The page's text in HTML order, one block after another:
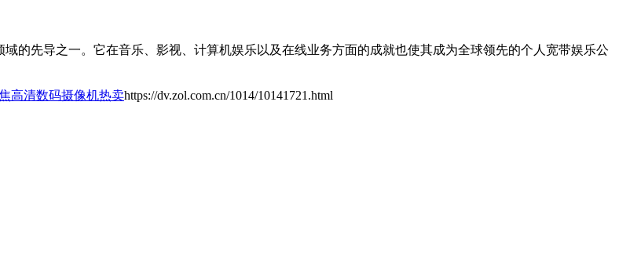
的先导之一。它在音乐、影视、计算机娱乐以及在线业务方面的成就也使其成为全球领先的个人宽带娱乐公
高清数码摄像机热卖https://dv.zol.com.cn/1014/10141721.html